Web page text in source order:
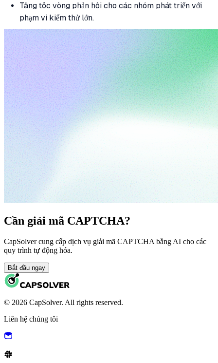
Tăng tốc vòng phản hồi cho các nhóm phát triển với
phạm vi kiểm thử lớn.
Cần giải mã CAPTCHA?
CapSolver cung cấp dịch vụ giải mã CAPTCHA bằng AI cho các
quy trình tự động hóa.
Bắt đầu ngay
© 2026 CapSolver. All rights reserved.
Liên hệ chúng tôi